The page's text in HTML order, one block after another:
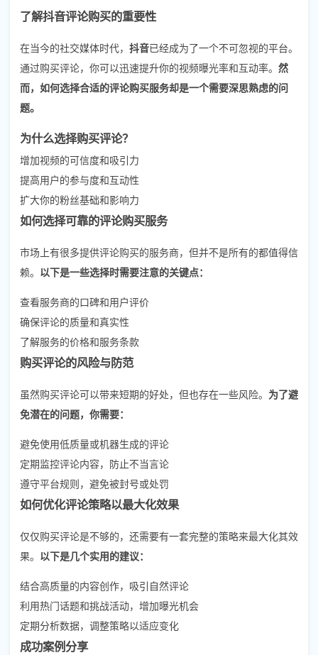
了解抖音评论购买的重要性
在当今的社交媒体时代， 抖音已经成为了一个不可忽视的平台。
通过购买评论，你可以迅速提升你的视频曝光率和互动率。 然
而，如何选择合适的评论购买服务却是一个需要深思熟虑的问
题。
为什么选择购买评论？
增加视频的可信度和吸引力
提高用户的参与度和互动性
扩大你的粉丝基础和影响力
如何选择可靠的评论购买服务
市场上有很多提供评论购买的服务商，但并不是所有的都值得信
赖。 以下是一些选择时需要注意的关键点：
查看服务商的口碑和用户评价
确保评论的质量和真实性
了解服务的价格和服务条款
购买评论的风险与防范
虽然购买评论可以带来短期的好处，但也存在一些风险。 为了避
免潜在的问题，你需要：
避免使用低质量或机器生成的评论
定期监控评论内容，防止不当言论
遵守平台规则，避免被封号或处罚
如何优化评论策略以最大化效果
仅仅购买评论是不够的，还需要有一套完整的策略来最大化其效
果。 以下是几个实用的建议：
结合高质量的内容创作，吸引自然评论
利用热门话题和挑战活动，增加曝光机会
定期分析数据，调整策略以适应变化
成功案例分享